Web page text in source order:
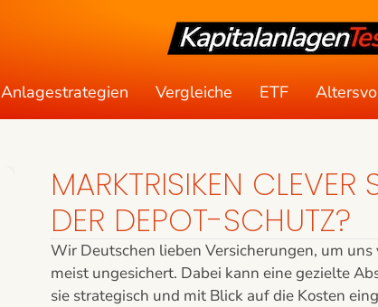
Anlagestrategien Vergleiche ETF
MARKTRISIKEN
DER DEPOT-SCHUTZ?
Wir Deutschen lieben Versicherungen, um
meist ungesichert. Dabei kann eine gezielte
sie strategisch und mit Blick auf die Kosten